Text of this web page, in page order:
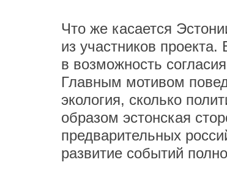
Что же касается
из участников
в возможность
Главным мотивом
экология, сколько
образом эстонская
предварительных
развитие событий